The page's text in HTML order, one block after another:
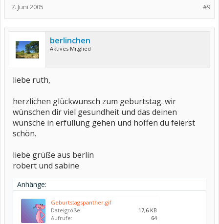
#9
7. Juni 2005
berlinchen
Aktives Mitglied
liebe ruth,
herzlichen glückwunsch zum geburtstag. wir
wünschen dir viel gesundheit und das deinen
wünsche in erfüllung gehen und hoffen du feierst
schön.
liebe grüße aus berlin
robert und sabine
Anhänge:
Geburtstagspanther.gif
Dateigröße:
17,6 KB
Aufrufe:
64